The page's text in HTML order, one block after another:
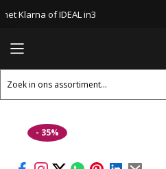
Klarna of IDEAL in3
Zoeken
naar:
- 35%